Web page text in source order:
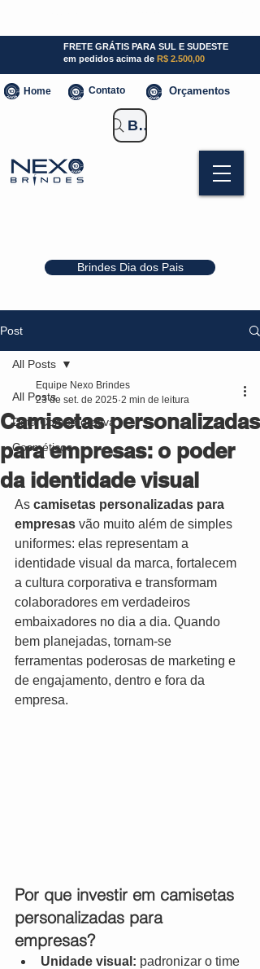
Brindes Dia dos Pais
FRETE GRÁTIS PARA SUL E SUDESTE
em pedidos acima de R$ 2.500,00
Home Contato Orçamentos
Buscar Brindes
Post
All Posts
Data Comemorativa
Cosméticos
All Posts
Camisetas personalizadas
para empresas: o poder
da identidade visual
Equipe Nexo Brindes
23 de set. de 2025 2 min de leitura
As camisetas personalizadas para
empresas vão muito além de simples
uniformes: elas representam a
identidade visual da marca, fortalecem
a cultura corporativa e transformam
colaboradores em verdadeiros
embaixadores no dia a dia. Quando
bem planejadas, tornam-se
ferramentas poderosas de marketing e
de engajamento, dentro e fora da
empresa.
Por que investir em camisetas
personalizadas para
empresas?
Unidade visual: padronizar o time